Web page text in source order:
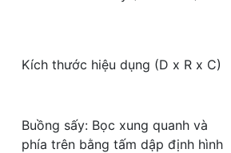
Kích thước hiệu dụng (D x R x C)
Buồng sấy: Bọc xung quanh và
phía trên bằng tấm dập định hình